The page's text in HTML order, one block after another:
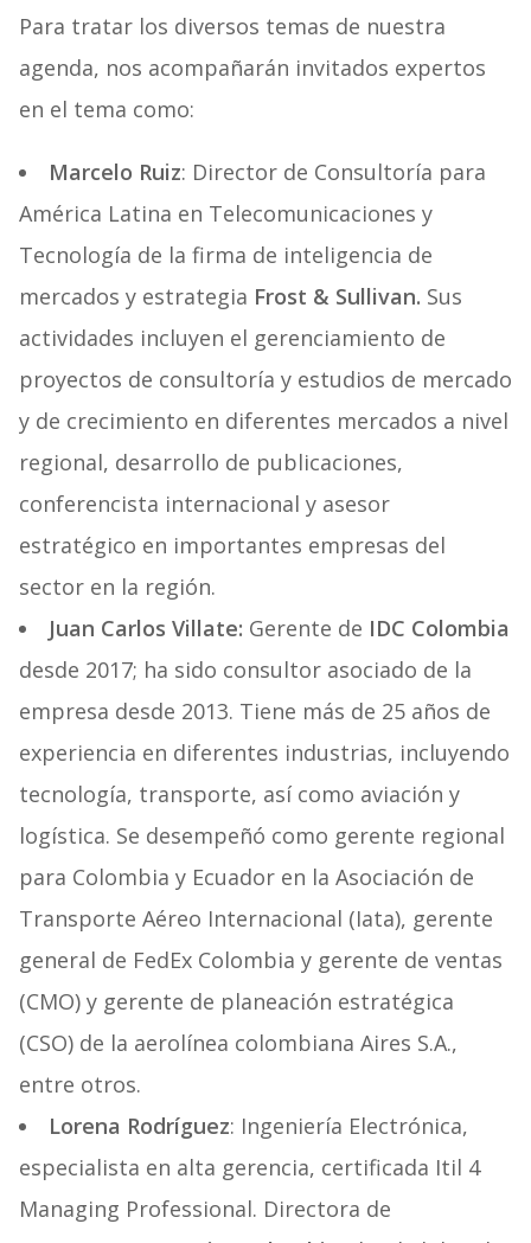
Para tratar los diversos temas de nuestra
agenda, nos acompañarán invitados expertos
en el tema como:
Marcelo Ruiz: Director de Consultoría para
América Latina en Telecomunicaciones y
Tecnología de la firma de inteligencia de
mercados y estrategia Frost & Sullivan. Sus
actividades incluyen el gerenciamiento de
proyectos de consultoría y estudios de mercado
y de crecimiento en diferentes mercados a nivel
regional, desarrollo de publicaciones,
conferencista internacional y asesor
estratégico en importantes empresas del
sector en la región.
Juan Carlos Villate: Gerente de IDC Colombia
desde 2017; ha sido consultor asociado de la
empresa desde 2013. Tiene más de 25 años de
experiencia en diferentes industrias, incluyendo
tecnología, transporte, así como aviación y
logística. Se desempeñó como gerente regional
para Colombia y Ecuador en la Asociación de
Transporte Aéreo Internacional (Iata), gerente
general de FedEx Colombia y gerente de ventas
(CMO) y gerente de planeación estratégica
(CSO) de la aerolínea colombiana Aires S.A.,
entre otros.
Lorena Rodríguez: Ingeniería Electrónica,
especialista en alta gerencia, certificada Itil 4
Managing Professional. Directora de